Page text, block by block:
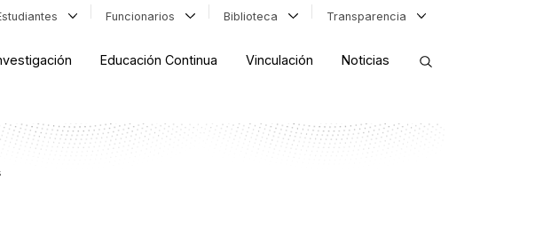
Funcionarios Biblioteca Transparencia
Educación Continua Vinculación Noticias